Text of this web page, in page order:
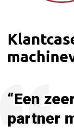
“Een
partner